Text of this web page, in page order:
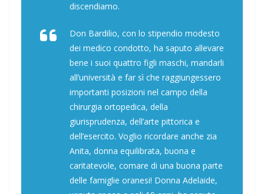
discendiamo.
Don Bardilio, con lo stipendio modesto
dei medico condotto, ha saputo allevare
bene i suoi quattro figli maschi, mandarli
all’università e far sì che raggiungessero
importanti posizioni nel campo della
chirurgia ortopedica, della
giurisprudenza, dell’arte pittorica e
dell’esercito. Voglio ricordare anche zia
Anita, donna equilibrata, buona e
caritatevole, comare di una buona parte
delle famiglie oranesi! Donna Adelaide,